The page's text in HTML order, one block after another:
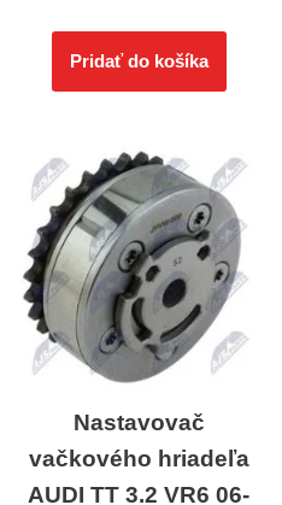
Pridať do košíka
Nastavovač
vačkového hriadeľa
AUDI TT 3.2 VR6 06-